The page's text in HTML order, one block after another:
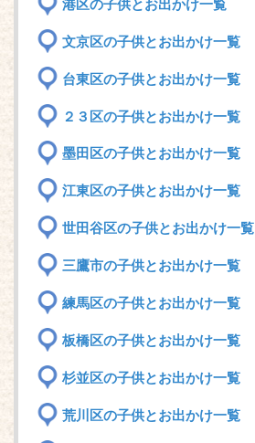
港区の子供とお出かけ一覧
文京区の子供とお出かけ一覧
台東区の子供とお出かけ一覧
２３区の子供とお出かけ一覧
墨田区の子供とお出かけ一覧
江東区の子供とお出かけ一覧
世田谷区の子供とお出かけ一覧
三鷹市の子供とお出かけ一覧
練馬区の子供とお出かけ一覧
板橋区の子供とお出かけ一覧
杉並区の子供とお出かけ一覧
荒川区の子供とお出かけ一覧